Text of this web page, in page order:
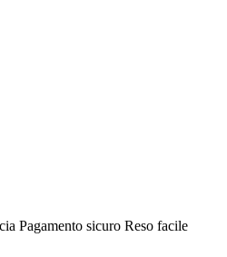
Pagamento sicuro Reso facile